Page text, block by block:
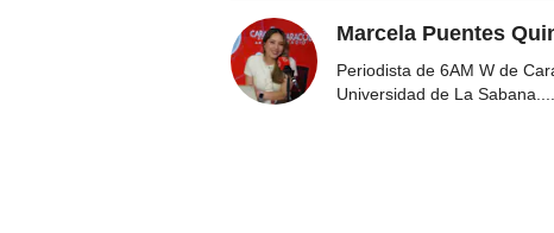
Marcela Puentes
Periodista de 6AM W de
Universidad de La Sabana....